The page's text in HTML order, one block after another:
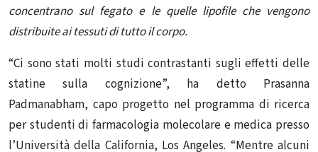
concentrano sul fegato e le quelle lipofile che vengono
distribuite ai tessuti di tutto il corpo.
“Ci sono stati molti studi contrastanti sugli effetti delle
statine sulla cognizione”, ha detto Prasanna
Padmanabham, capo progetto nel programma di ricerca
per studenti di farmacologia molecolare e medica presso
l’Università della California, Los Angeles. “Mentre alcuni